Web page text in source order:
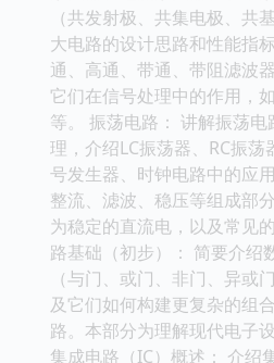
（共发射极、共集电极、共
大电路的设计思路和性能指
通、高通、带通、带阻滤波
它们在信号处理中的作用，
等。 振荡电路： 讲解振荡
理，介绍LC振荡器、RC振
号发生器、时钟电路中的应
整流、滤波、稳压等组成部
为稳定的直流电，以及常见
路基础（初步）： 简要介绍
（与门、或门、非门、异或
及它们如何构建更复杂的组
路。本部分为理解现代电子
集成电路（IC）概述： 介绍